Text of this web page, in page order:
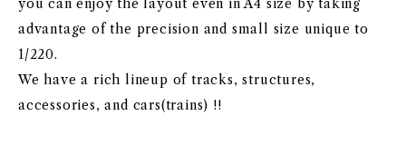
you can enjoy the layout even in A4 size by taking
advantage of the precision and small size unique to
1/220.
We have a rich lineup of tracks, structures,
accessories, and cars(trains) !!